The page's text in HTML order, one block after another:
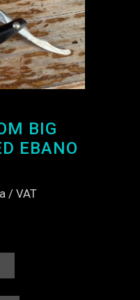
BIG
EBANO
/ VAT